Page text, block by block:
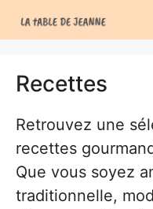
au
Recettes
Retrouvez une
recettes
Que vous soyez
traditionnelle,